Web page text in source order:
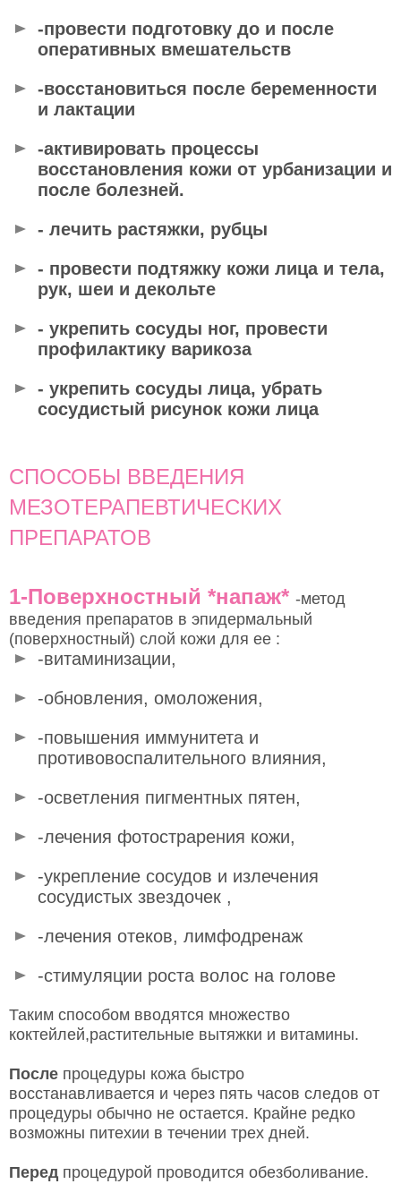
-провести подготовку до и после
оперативных вмешательств
-восстановиться после беременности
и лактации
-активировать процессы
восстановления кожи от урбанизации и
после болезней.
- лечить растяжки, рубцы
- провести подтяжку кожи лица и тела,
рук, шеи и декольте
- укрепить сосуды ног, провести
профилактику варикоза
- укрепить сосуды лица, убрать
сосудистый рисунок кожи лица
СПОСОБЫ ВВЕДЕНИЯ
МЕЗОТЕРАПЕВТИЧЕСКИХ
ПРЕПАРАТОВ
1-Поверхностный *напаж* -метод
введения препаратов в эпидермальный
(поверхностный) слой кожи для ее :
-витаминизации,
-обновления, омоложения,
-повышения иммунитета и
противовоспалительного влияния,
-осветления пигментных пятен,
-лечения фотострарения кожи,
-укрепление сосудов и излечения
сосудистых звездочек ,
-лечения отеков, лимфодренаж
-стимуляции роста волос на голове
Таким способом вводятся множество
коктейлей,растительные вытяжки и витамины.
После процедуры кожа быстро
восстанавливается и через пять часов следов от
процедуры обычно не остается. Крайне редко
возможны питехии в течении трех дней.
Перед процедурой проводится обезболивание.